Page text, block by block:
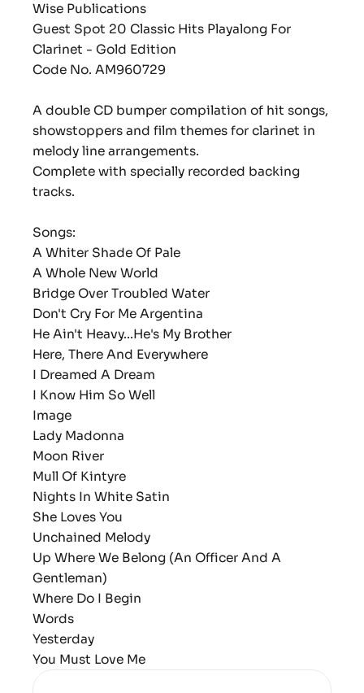
Wise Publications
Guest Spot 20 Classic Hits Playalong For
Clarinet - Gold Edition
Code No. AM960729
A double CD bumper compilation of hit songs,
showstoppers and film themes for clarinet in
melody line arrangements.
Complete with specially recorded backing
tracks.
Songs:
A Whiter Shade Of Pale
A Whole New World
Bridge Over Troubled Water
Don't Cry For Me Argentina
He Ain't Heavy...He's My Brother
Here, There And Everywhere
I Dreamed A Dream
I Know Him So Well
Image
Lady Madonna
Moon River
Mull Of Kintyre
Nights In White Satin
She Loves You
Unchained Melody
Up Where We Belong (An Officer And A
Gentleman)
Where Do I Begin
Words
Yesterday
You Must Love Me